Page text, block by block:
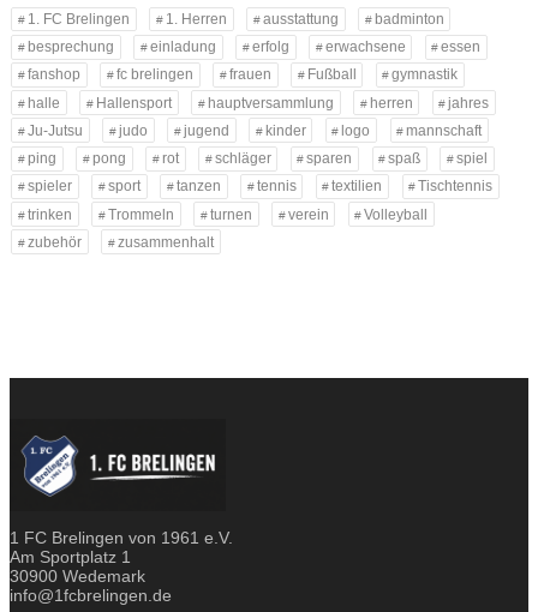
1. FC Brelingen 1. Herren ausstattung
badminton
besprechung
einladung erfolg erwachsene
essen
fanshop
fc brelingen frauen Fußball
gymnastik
halle
Hallensport hauptversammlung herren
jahres
Ju-Jutsu
judo jugend kinder logo
mannschaft
ping
pong rot schläger sparen spaß
spiel
spieler
sport tanzen tennis textilien
Tischtennis
trinken
Trommeln turnen verein
Volleyball
zubehör
zusammenhalt
1 FC Brelingen von 1961 e.V.
Am Sportplatz 1
30900 Wedemark
info@1fcbrelingen.de